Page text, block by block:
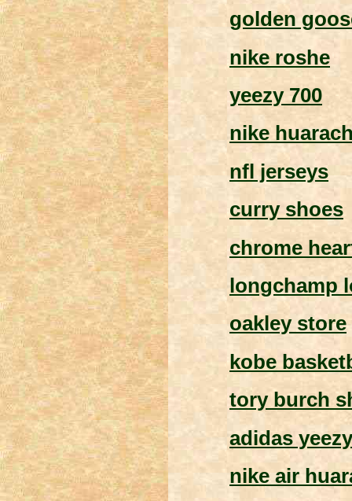
golden
nike roshe
yeezy 700
nike
nfl jerseys
curry shoes
chrome
longchamp
oakley store
kobe
tory burch
adidas yeezy
nike air